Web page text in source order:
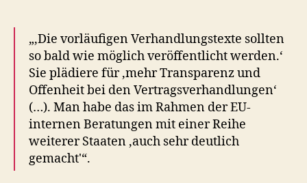
„‚Die vorläufigen Verhandlungstexte sollten
so bald wie möglich veröffentlicht werden.‘
Sie plädiere für ‚mehr Transparenz und
Offenheit bei den Vertragsverhandlungen‘
(…). Man habe das im Rahmen der EU-
internen Beratungen mit einer Reihe
weiterer Staaten ‚auch sehr deutlich
gemacht'“.